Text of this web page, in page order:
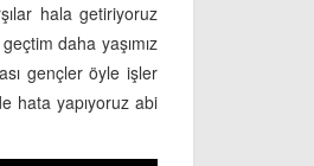
hala getiriyoruz
daha yaşımız
gençler öyle işler
hata yapıyoruz abi